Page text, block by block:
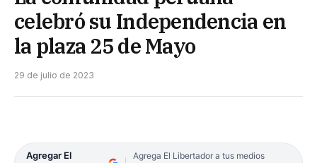
celebró su Independencia en
la plaza 25 de Mayo
29 de julio de 2023
Agregar El
Agrega El Libertador a tus medios